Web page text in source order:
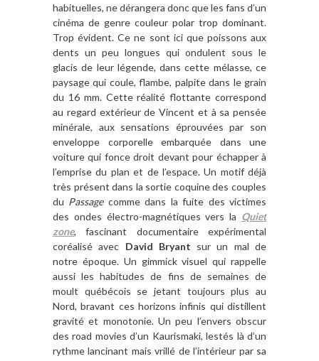
habituelles, ne dérangera donc que les fans d’un
cinéma de genre couleur polar trop dominant.
Trop évident. Ce ne sont ici que poissons aux
dents un peu longues qui ondulent sous le
glacis de leur légende, dans cette mélasse, ce
paysage qui coule, flambe, palpite dans le grain
du 16 mm. Cette réalité flottante correspond
au regard extérieur de Vincent et à sa pensée
minérale, aux sensations éprouvées par son
enveloppe corporelle embarquée dans une
voiture qui fonce droit devant pour échapper à
l’emprise du plan et de l’espace. Un motif déjà
très présent dans la sortie coquine des couples
du Passagecomme dans la fuite des victimes
des ondes électro-magnétiques vers la Quiet
zone, fascinant documentaire expérimental
coréalisé avec David Bryant sur un mal de
notre époque. Un gimmick visuel qui rappelle
aussi les habitudes de fins de semaines de
moult québécois se jetant toujours plus au
Nord, bravant ces horizons infinis qui distillent
gravité et monotonie. Un peu l’envers obscur
des road movies d’un Kaurismaki, lestés là d’un
rythme lancinant mais vrillé de l’intérieur par sa